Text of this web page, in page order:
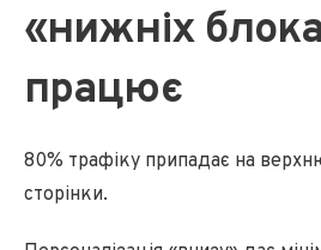
«нижніх
працює
80% трафіку припадає на
сторінки.